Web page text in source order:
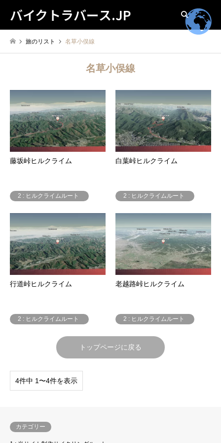
バイクトラバース.JP 検索
旅のリスト 名草小俣線
名草小俣線
藤坂峠ヒルクライム
2 : ヒルクライムルート
白葉峠ヒルクライム
2 : ヒルクライムルート
行道峠ヒルクライム
2 : ヒルクライムルート
老越路峠ヒルクライム
2 : ヒルクライムルート
トップページに戻る
4件中 1〜4件を表示
カテゴリー